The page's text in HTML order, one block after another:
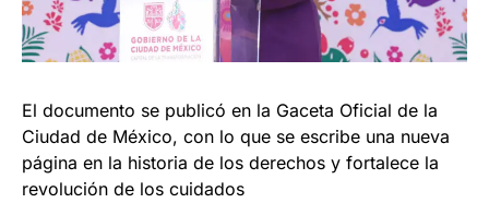
El documento se publicó en la Gaceta Oficial de la
Ciudad de México, con lo que se escribe una nueva
página en la historia de los derechos y fortalece la
revolución de los cuidados